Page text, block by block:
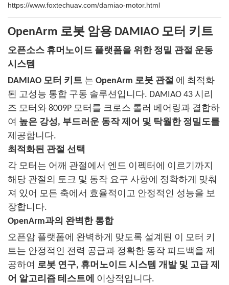
https://www.foxtechuav.com/damiao-motor.html
OpenArm 로봇 암용 DAMIAO 모터 키트
오픈소스 휴머노이드 플랫폼을 위한 정밀 관절 운동
시스템
DAMIAO 모터 키트 는 OpenArm 로봇 관절 에 최적화
된 고성능 통합 구동 솔루션입니다. DAMIAO 43 시리
즈 모터와 8009P 모터를 크로스 롤러 베어링과 결합하
여 높은 강성, 부드러운 동작 제어 및 탁월한 정밀도를
제공합니다.
최적화된 관절 선택
각 모터는 어깨 관절에서 엔드 이펙터에 이르기까지
해당 관절의 토크 및 동작 요구 사항에 정확하게 맞춰
져 있어 모든 축에서 효율적이고 안정적인 성능을 보
장합니다.
OpenArm과의 완벽한 통합
오픈암 플랫폼에 완벽하게 맞도록 설계된 이 모터 키
트는 안정적인 전력 공급과 정확한 동작 피드백을 제
공하여 로봇 연구, 휴머노이드 시스템 개발 및 고급 제
어 알고리즘 테스트에
이상적입니다.